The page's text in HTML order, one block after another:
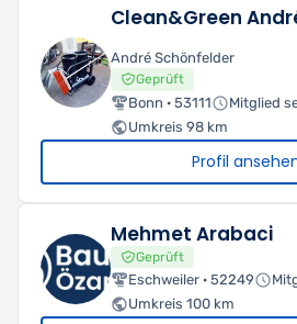
Clean&Green
André Schönfelder
Geprüft
Bonn · 53111
Mitglied
Umkreis 98 km
Profil
Mehmet Arabaci
Geprüft
Eschweiler · 52249
Umkreis 100 km